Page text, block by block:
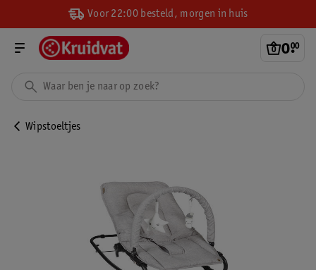
Voor 22:00 besteld, morgen in huis
0.
00
Wipstoeltjes